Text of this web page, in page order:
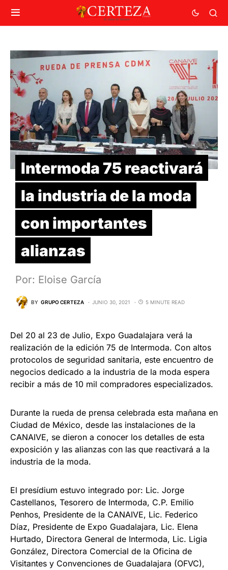
Intermoda 75 reactivará
la industria de la moda
con importantes
alianzas
Por: Eloise García
BY GRUPO CERTEZA JUNIO 30, 2021 5 MINUTE READ
Del 20 al 23 de Julio, Expo Guadalajara verá la
realización de la edición 75 de Intermoda. Con altos
protocolos de seguridad sanitaria, este encuentro de
negocios dedicado a la industria de la moda espera
recibir a más de 10 mil compradores especializados.
Durante la rueda de prensa celebrada esta mañana en
Ciudad de México, desde las instalaciones de la
CANAIVE, se dieron a conocer los detalles de esta
exposición y las alianzas con las que reactivará a la
industria de la moda.
El presídium estuvo integrado por: Lic. Jorge
Castellanos, Tesorero de Intermoda, C.P. Emilio
Penhos, Presidente de la CANAIVE, Lic. Federico
Díaz, Presidente de Expo Guadalajara, Lic. Elena
Hurtado, Directora General de Intermoda, Lic. Ligia
González, Directora Comercial de la Oficina de
Visitantes y Convenciones de Guadalajara (OFVC),